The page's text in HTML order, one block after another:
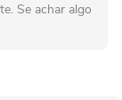
Se achar algo